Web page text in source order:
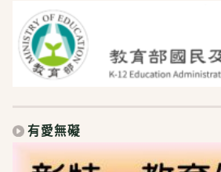
有愛無礙